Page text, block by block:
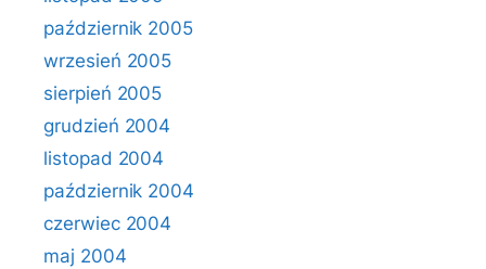
październik 2005
wrzesień 2005
sierpień 2005
grudzień 2004
listopad 2004
październik 2004
czerwiec 2004
maj 2004